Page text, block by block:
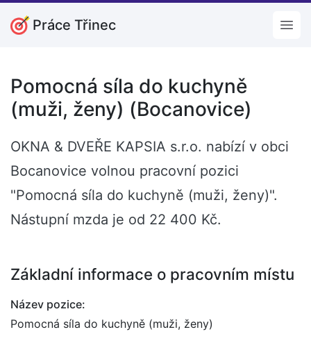
Práce Třinec
Pomocná síla do kuchyně
(muži, ženy) (Bocanovice)
OKNA & DVEŘE KAPSIA s.r.o. nabízí v obci
Bocanovice volnou pracovní pozici
"Pomocná síla do kuchyně (muži, ženy)".
Nástupní mzda je od 22 400 Kč.
Základní informace o pracovním místu
Název pozice:
Pomocná síla do kuchyně (muži, ženy)